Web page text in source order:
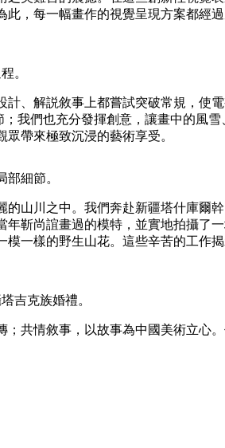
，每一幅畫作的視覺呈現方案都經
。
解説敘事上都嘗試突破常規，使
我們也充分發揮創意，讓畫中的風
帶來極致沉浸的藝術享受。
細節。
山川之中。我們奔赴新疆塔什庫爾
靳尚誼畫過的模特，並實地拍攝了
一樣的野生山花。這些辛苦的工作
吉克族婚禮。
情敘事，以故事為中國美術立心